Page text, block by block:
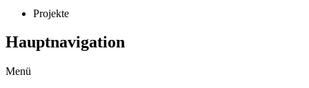
Projekte
Hauptnavigation
Menü